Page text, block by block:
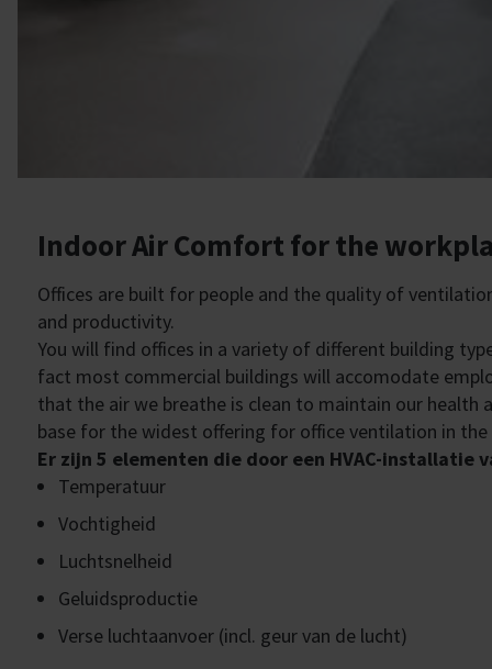
Indoor Air Comfort for the
Offices are built for people and the quality of
and productivity.
You will find offices in a variety of different building
fact most commercial buildings will accomodate
that the air we breathe is clean to maintain our
base for the widest offering for office ventilation in
Er zijn 5 elementen die door een HVAC-installatie
Temperatuur
Vochtigheid
Luchtsnelheid
Geluidsproductie
Verse luchtaanvoer (incl. geur van de lucht)